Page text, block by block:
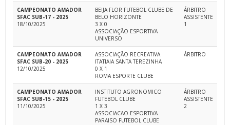
CAMPEONATO AMADOR
SFAC SUB-17 - 2025
18/10/2025
BEIJA FLOR FUTEBOL CLUBE DE
BELO HORIZONTE
3 X 0
ASSOCIAÇÃO ESPORTIVA
UNIVERSO
ÁRBITRO
ASSISTENTE
1
CAMPEONATO AMADOR
SFAC SUB-20 - 2025
12/10/2025
ASSOCIAÇÃO RECREATIVA
ITATIAIA SANTA TEREZINHA
0 X 1
ROMA ESPORTE CLUBE
ÁRBITRO
CAMPEONATO AMADOR
SFAC SUB-15 - 2025
11/10/2025
INSTITUTO AGRONOMICO
FUTEBOL CLUBE
1 X 3
ASSOCIACAO ESPORTIVA
PARAISO FUTEBOL CLUBE
ÁRBITRO
ASSISTENTE
2